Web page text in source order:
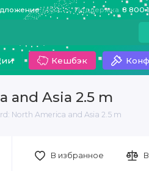
Поддержка 8 800
Кешбэк
and Asia 2.5 m
North America and Asia 2.5 m
В избранное